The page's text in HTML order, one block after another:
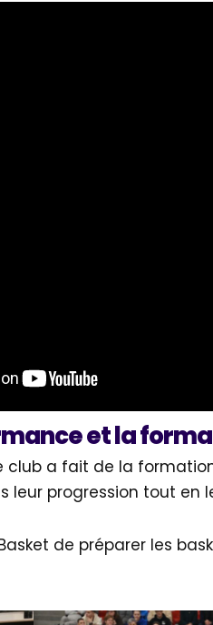
et la
a fait de la
leur progression tout
de préparer les